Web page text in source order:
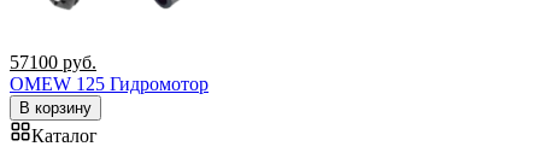
57100 руб.
OMEW 125 Гидромотор
В корзину
Каталог